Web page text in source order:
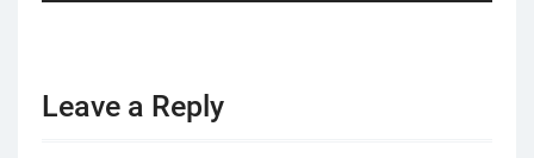
Leave a Reply